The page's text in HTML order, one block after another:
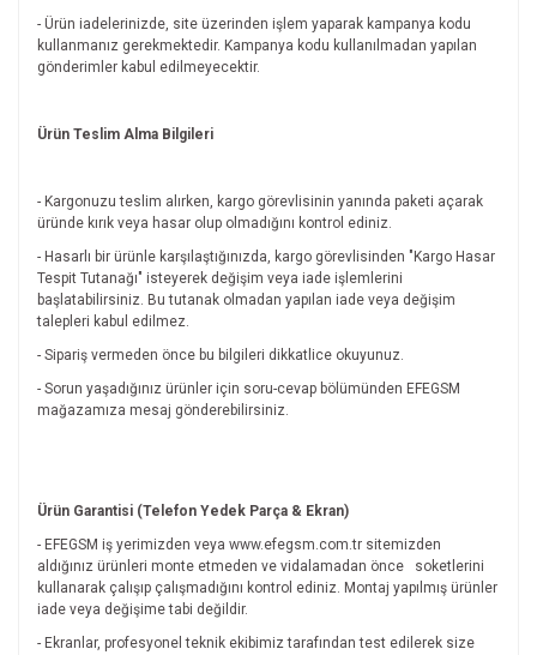
- Ürün iadelerinizde, site üzerinden işlem yaparak kampanya kodu
kullanmanız gerekmektedir. Kampanya kodu kullanılmadan yapılan
gönderimler kabul edilmeyecektir.
Ürün Teslim Alma Bilgileri
- Kargonuzu teslim alırken, kargo görevlisinin yanında paketi açarak
üründe kırık veya hasar olup olmadığını kontrol ediniz.
- Hasarlı bir ürünle karşılaştığınızda, kargo görevlisinden "Kargo Hasar
Tespit Tutanağı" isteyerek değişim veya iade işlemlerini
başlatabilirsiniz. Bu tutanak olmadan yapılan iade veya değişim
talepleri kabul edilmez.
- Sipariş vermeden önce bu bilgileri dikkatlice okuyunuz.
- Sorun yaşadığınız ürünler için soru-cevap bölümünden EFEGSM
mağazamıza mesaj gönderebilirsiniz.
Ürün Garantisi (Telefon Yedek Parça & Ekran)
- EFEGSM iş yerimizden veya www.efegsm.com.tr sitemizden
aldığınız ürünleri monte etmeden ve vidalamadan önce
soketlerini
kullanarak çalışıp çalışmadığını kontrol ediniz. Montaj yapılmış ürünler
iade veya değişime tabi değildir.
- Ekranlar, profesyonel teknik ekibimiz tarafından test edilerek size